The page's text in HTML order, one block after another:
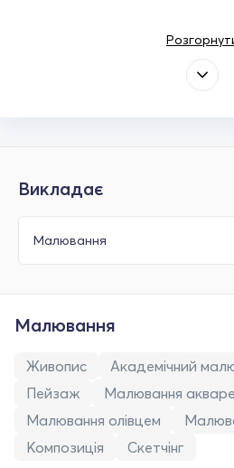
Викладає
Малювання
Живопис Академічний
Пейзаж
Малювання
Малювання олівцем
Композиція
Скетчінг